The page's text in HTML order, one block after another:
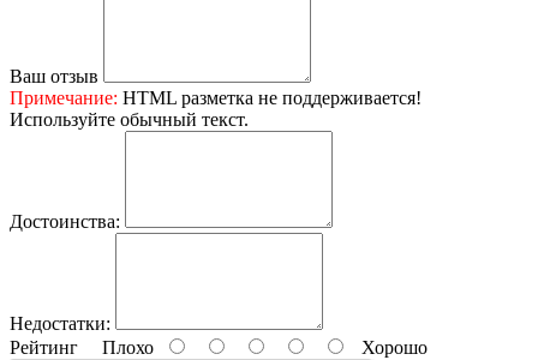
Ваш отзыв
Примечание: HTML разметка не поддерживается!
Используйте обычный текст.
Достоинства:
Недостатки:
Рейтинг
Плохо Хорошо